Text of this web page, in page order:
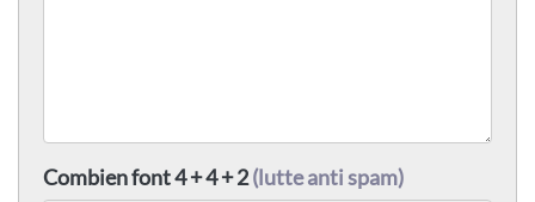
Combien font 4 + 4 + 2(lutte anti spam)